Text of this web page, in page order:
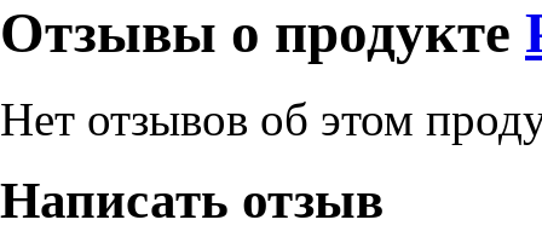
Отзывы о продукте
Нет отзывов об этом
Написать отзыв